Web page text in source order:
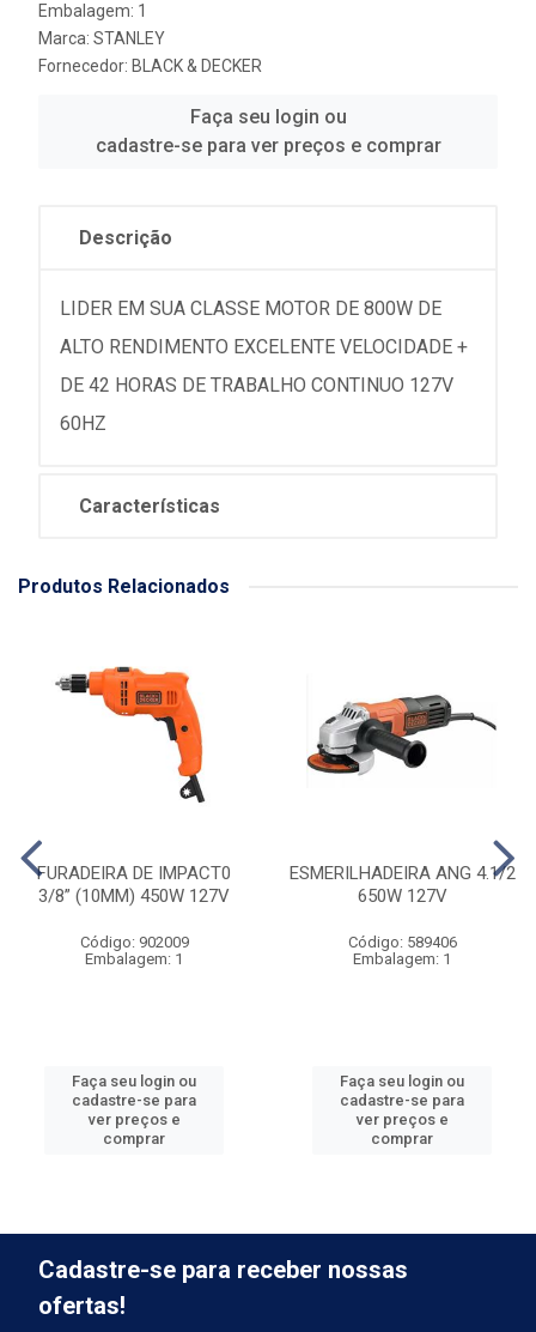
Embalagem: 1
Marca: STANLEY
Fornecedor: BLACK & DECKER
Faça seu login ou
cadastre-se para ver preços e comprar
Descrição
LIDER EM SUA CLASSE MOTOR DE 800W DE
ALTO RENDIMENTO EXCELENTE VELOCIDADE +
DE 42 HORAS DE TRABALHO CONTINUO 127V
60HZ
Características
Produtos Relacionados
FURADEIRA DE IMPACT0
3/8” (10MM) 450W 127V
Código: 902009
Embalagem: 1
Faça seu login ou
cadastre-se para
ver preços e
comprar
ESMERILHADEIRA ANG 4.1/2
650W 127V
Código: 589406
Embalagem: 1
Faça seu login ou
cadastre-se para
ver preços e
comprar
Cadastre-se para receber nossas
ofertas!